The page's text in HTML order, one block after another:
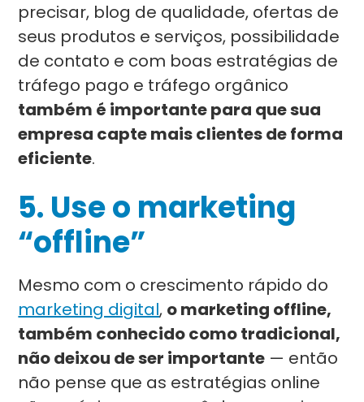
precisar, blog de qualidade, ofertas de
seus produtos e serviços, possibilidade
de contato e com boas estratégias de
tráfego pago e tráfego orgânico
também é importante para que sua
empresa capte mais clientes de forma
eficiente.
5. Use o marketing
“offline”
Mesmo com o crescimento rápido do
marketing digital, o marketing offline,
também conhecido como tradicional,
não deixou de ser importante — então
não pense que as estratégias online